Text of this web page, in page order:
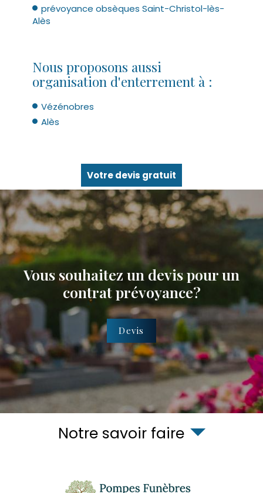
prévoyance obsèques Saint-Christol-lès-
Alès
Nous proposons aussi
organisation d'enterrement à :
Vézénobres
Alès
Votre devis gratuit
Vous souhaitez un devis pour un
contrat prévoyance?
Devis
Notre savoir faire